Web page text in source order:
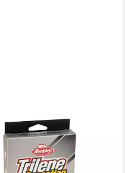
BERKLEY
Angelschnur
10,90 €
(0,04 €/ 1 m)
in 4-5 Werktagen bei dir